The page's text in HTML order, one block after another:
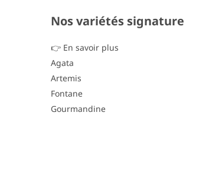
Nos variétés signature
👉 En savoir plus
Agata
Artemis
Fontane
Gourmandine